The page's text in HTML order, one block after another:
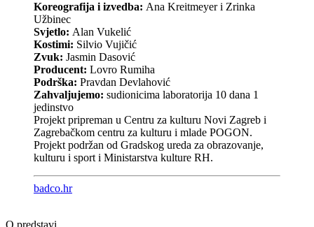
Koreografija i izvedba: Ana Kreitmeyer i Zrinka
Užbinec
Svjetlo: Alan Vukelić
Kostimi: Silvio Vujičić
Zvuk: Jasmin Dasović
Producent: Lovro Rumiha
Podrška: Pravdan Devlahović
Zahvaljujemo: sudionicima laboratorija 10 dana 1
jedinstvo
Projekt pripreman u Centru za kulturu Novi Zagreb i
Zagrebačkom centru za kulturu i mlade POGON.
Projekt podržan od Gradskog ureda za obrazovanje,
kulturu i sport i Ministarstva kulture RH.
badco.hr